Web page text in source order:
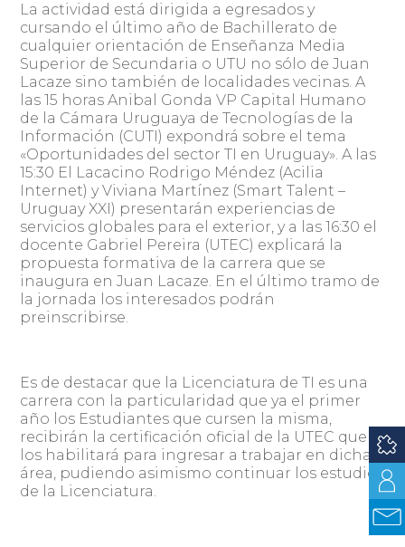
La actividad está dirigida a egresados y
cursando el último año de Bachillerato de
cualquier orientación de Enseñanza Media
Superior de Secundaria o UTU no sólo de Juan
Lacaze sino también de localidades vecinas. A
las 15 horas Anibal Gonda VP Capital Humano
de la Cámara Uruguaya de Tecnologías de la
Información (CUTI) expondrá sobre el tema
«Oportunidades del sector TI en Uruguay». A las
15:30 El Lacacino Rodrigo Méndez (Acilia
Internet) y Viviana Martínez (Smart Talent –
Uruguay XXI) presentarán experiencias de
servicios globales para el exterior, y a las 16:30 el
docente Gabriel Pereira (UTEC) explicará la
propuesta formativa de la carrera que se
inaugura en Juan Lacaze. En el último tramo de
la jornada los interesados podrán
preinscribirse.
Es de destacar que la Licenciatura de TI es una
carrera con la particularidad que ya el primer
año los Estudiantes que cursen la misma,
recibirán la certificación oficial de la UTEC que
los habilitará para ingresar a trabajar en dicha
área, pudiendo asimismo continuar los estudios
de la Licenciatura.